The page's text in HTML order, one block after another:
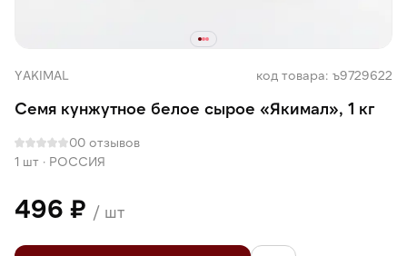
YAKIMAL код товара: ъ9729622
Семя кунжутное белое сырое «Якимал», 1 кг
00 отзывов
1 шт · РОССИЯ
496 ₽ / шт